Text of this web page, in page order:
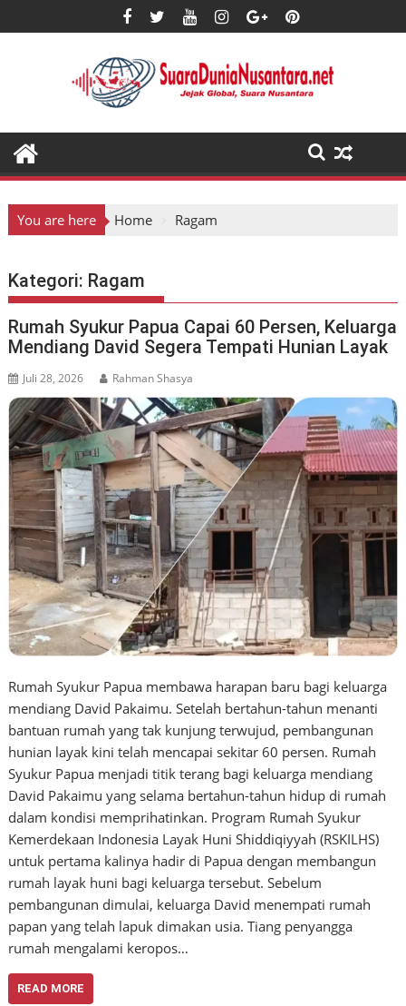
to
You are here Home Ragam
Kategori: Ragam
Rumah Syukur Papua Capai 60 Persen, Keluarga
Mendiang David Segera Tempati Hunian Layak
Juli 28, 2026 Rahman Shasya
Rumah Syukur Papua membawa harapan baru bagi keluarga
mendiang David Pakaimu. Setelah bertahun-tahun menanti
bantuan rumah yang tak kunjung terwujud, pembangunan
hunian layak kini telah mencapai sekitar 60 persen. Rumah
Syukur Papua menjadi titik terang bagi keluarga mendiang
David Pakaimu yang selama bertahun-tahun hidup di rumah
dalam kondisi memprihatinkan. Program Rumah Syukur
Kemerdekaan Indonesia Layak Huni Shiddiqiyyah (RSKILHS)
untuk pertama kalinya hadir di Papua dengan membangun
rumah layak huni bagi keluarga tersebut. Sebelum
pembangunan dimulai, keluarga David menempati rumah
papan yang telah lapuk dimakan usia. Tiang penyangga
rumah mengalami keropos…
READ MORE